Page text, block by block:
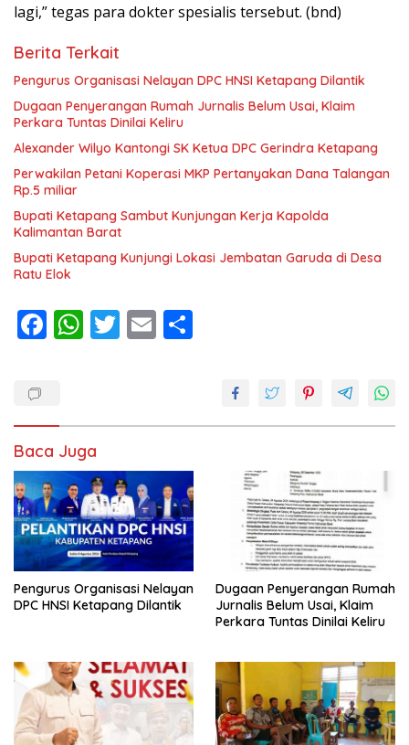
lagi,” tegas para dokter spesialis tersebut. (bnd)
Berita Terkait
Pengurus Organisasi Nelayan DPC HNSI Ketapang Dilantik
Dugaan Penyerangan Rumah Jurnalis Belum Usai, Klaim
Perkara Tuntas Dinilai Keliru
Alexander Wilyo Kantongi SK Ketua DPC Gerindra Ketapang
Perwakilan Petani Koperasi MKP Pertanyakan Dana Talangan
Rp.5 miliar
Bupati Ketapang Sambut Kunjungan Kerja Kapolda
Kalimantan Barat
Bupati Ketapang Kunjungi Lokasi Jembatan Garuda di Desa
Ratu Elok
F
ac
o
o
k
W
h
A
p
p
T
w
E
m
Baca Juga
Pengurus Organisasi Nelayan
DPC HNSI Ketapang Dilantik
Dugaan Penyerangan Rumah
Jurnalis Belum Usai, Klaim
Perkara Tuntas Dinilai Keliru